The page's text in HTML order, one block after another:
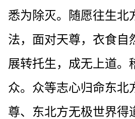
悉为除灭。随愿往生北
法，面对天尊，衣食自
展转托生，成无上道。
众。众等志心归命东北
尊、东北方无极世界得